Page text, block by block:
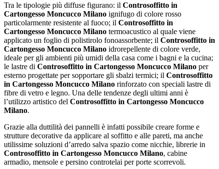
Tra le tipologie più diffuse figurano: il Controsoffitto in
Cartongesso Moncucco Milano ignifugo di colore rosso
particolarmente resistente al fuoco; il Controsoffitto in
Cartongesso Moncucco Milano termoacustico al quale viene
applicato un foglio di polistirolo fonoassorbente; il Controsoffitto in
Cartongesso Moncucco Milano idrorepellente di colore verde,
ideale per gli ambienti più umidi della casa come i bagni e la cucina;
le lastre di Controsoffitto in Cartongesso Moncucco Milano per
esterno progettate per sopportare gli sbalzi termici; il Controsoffitto
in Cartongesso Moncucco Milano rinforzato con speciali lastre di
fibre di vetro e legno. Una delle tendenze degli ultimi anni è
l’utilizzo artistico del Controsoffitto in Cartongesso Moncucco
Milano.
Grazie alla duttilità dei pannelli è infatti possibile creare forme e
strutture decorative da applicare al soffitto e alle pareti, ma anche
utilissime soluzioni d’arredo salva spazio come nicchie, librerie in
Controsoffitto in Cartongesso Moncucco Milano, cabine
armadio, mensole e persino controtelai per porte scorrevoli.